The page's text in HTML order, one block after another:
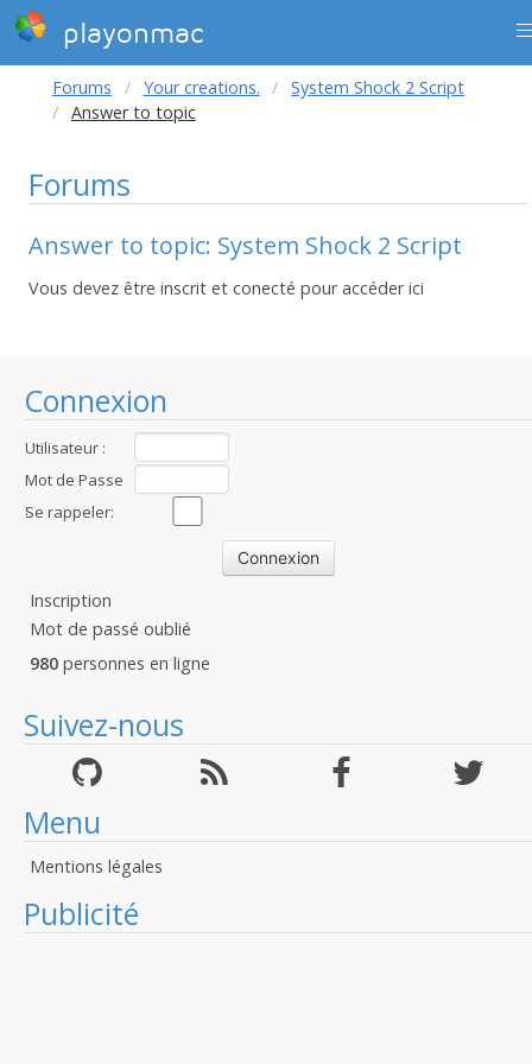
playonmac
Connexion
Utilisateur :
Mot de Passe
:Se rappeler:
Inscription
Mot de passé oublié
980 personnes en ligne
Suivez-nous
Menu
Mentions légales
Publicité
Forums Your creations.
System Shock 2 Script
Answer to topic
Forums
Answer to topic: System Shock 2 Script
Vous devez être inscrit et conecté pour accéder ici